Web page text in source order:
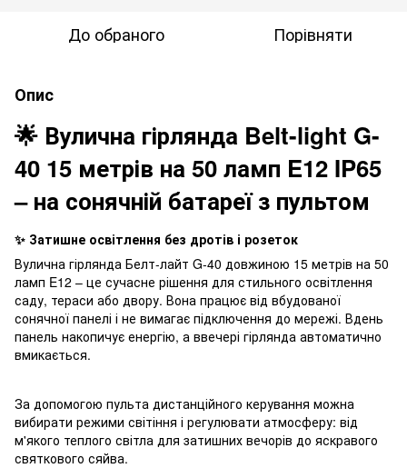
До обраного Порівняти
Опис
🌟 Вулична гірлянда Belt-light G-
40 15 метрів на 50 ламп E12 IP65
– на сонячній батареї з пультом
✨ Затишне освітлення без дротів і розеток
Вулична гірлянда Белт-лайт G-40 довжиною 15 метрів на 50
ламп E12 – це сучасне рішення для стильного освітлення
саду, тераси або двору. Вона працює від вбудованої
сонячної панелі і не вимагає підключення до мережі. Вдень
панель накопичує енергію, а ввечері гірлянда автоматично
вмикається.
За допомогою пульта дистанційного керування можна
вибирати режими світіння і регулювати атмосферу: від
м'якого теплого світла для затишних вечорів до яскравого
святкового сяйва.